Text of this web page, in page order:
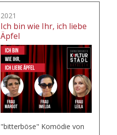
2021
Ich bin wie Ihr, ich liebe
Äpfel
"bitterböse" Komödie von